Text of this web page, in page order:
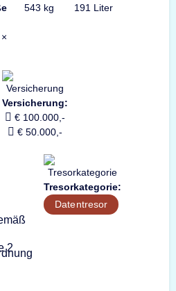
543 kg
191 Liter
Versicherung:
€ 100.000,-
€ 50.000,-
Tresorkategorie:
Datentresor